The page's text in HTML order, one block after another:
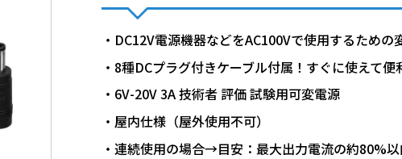
・DC12V電源機器などをAC100Vで使用するための
・8種DCプラグ付きケーブル付属！すぐに使えて便
・6V-20V 3A 技術者 評価 試験用可変電源
・屋内仕様（屋外使用不可）
・連続使用の場合→目安：最大出力電流の約80%